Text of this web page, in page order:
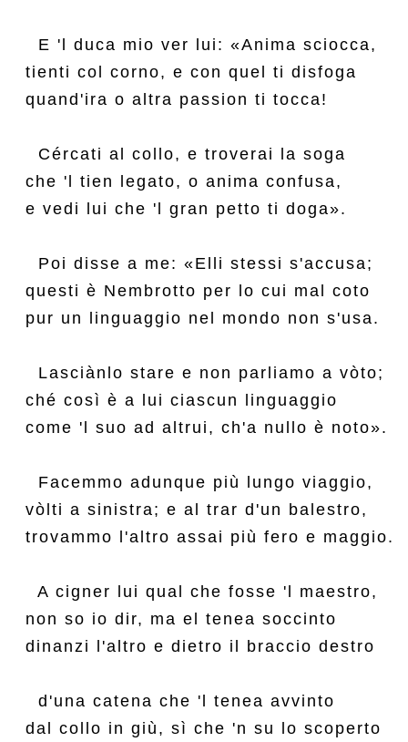
  E 'l duca mio ver lui: «Anima sciocca,
tienti col corno, e con quel ti disfoga
quand'ira o altra passion ti tocca!
  Cércati al collo, e troverai la soga
che 'l tien legato, o anima confusa,
e vedi lui che 'l gran petto ti doga».
  Poi disse a me: «Elli stessi s'accusa;
questi è Nembrotto per lo cui mal coto
pur un linguaggio nel mondo non s'usa.
  Lasciànlo stare e non parliamo a vòto;
ché così è a lui ciascun linguaggio
come 'l suo ad altrui, ch'a nullo è noto».
  Facemmo adunque più lungo viaggio,
vòlti a sinistra; e al trar d'un balestro,
trovammo l'altro assai più fero e maggio.
  A cigner lui qual che fosse 'l maestro,
non so io dir, ma el tenea soccinto
dinanzi l'altro e dietro il braccio destro
  d'una catena che 'l tenea avvinto
dal collo in giù, sì che 'n su lo scoperto